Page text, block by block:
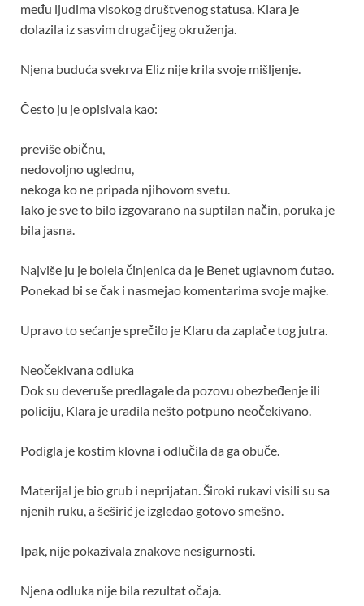
među ljudima visokog društvenog statusa. Klara je
dolazila iz sasvim drugačijeg okruženja.
Njena buduća svekrva Eliz nije krila svoje mišljenje.
Često ju je opisivala kao:
previše običnu,
nedovoljno uglednu,
nekoga ko ne pripada njihovom svetu.
Iako je sve to bilo izgovarano na suptilan način, poruka je
bila jasna.
Najviše ju je bolela činjenica da je Benet uglavnom ćutao.
Ponekad bi se čak i nasmejao komentarima svoje majke.
Upravo to sećanje sprečilo je Klaru da zaplače tog jutra.
Neočekivana odluka
Dok su deveruše predlagale da pozovu obezbeđenje ili
policiju, Klara je uradila nešto potpuno neočekivano.
Podigla je kostim klovna i odlučila da ga obuče.
Materijal je bio grub i neprijatan. Široki rukavi visili su sa
njenih ruku, a šeširić je izgledao gotovo smešno.
Ipak, nije pokazivala znakove nesigurnosti.
Njena odluka nije bila rezultat očaja.